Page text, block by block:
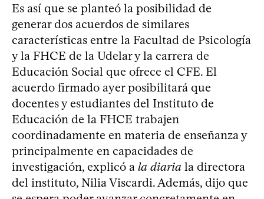
Es así que se planteó la posibilidad de
generar dos acuerdos de similares
características entre la Facultad de Psicología
y la FHCE de la Udelar y la carrera de
Educación Social que ofrece el CFE. El
acuerdo firmado ayer posibilitará que
docentes y estudiantes del Instituto de
Educación de la FHCE trabajen
coordinadamente en materia de enseñanza y
principalmente en capacidades de
investigación, explicó a la diaria la directora
del instituto, Nilia Viscardi. Además, dijo que